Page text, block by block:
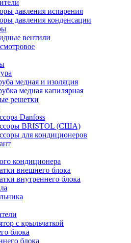
давления испарения
давления конденсации
вентили
медная и изоляция
медная капилярная
решетки
Danfoss
BRISTOL (США)
для кондиционеров
кондиционера
внешнего блока
внутреннего блока
с крыльчаткой
блока
блока